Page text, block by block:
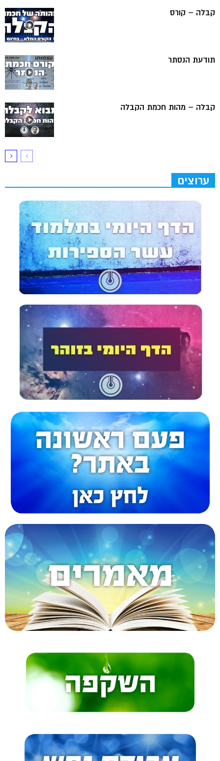
קבלה – קורס
תודעת הנסתר
קבלה – מהות חכמת הקבלה
ערוצים